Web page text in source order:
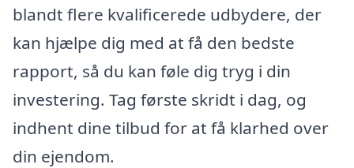
blandt flere kvalificerede udbydere, der
kan hjælpe dig med at få den bedste
rapport, så du kan føle dig tryg i din
investering. Tag første skridt i dag, og
indhent dine tilbud for at få klarhed over
din ejendom.